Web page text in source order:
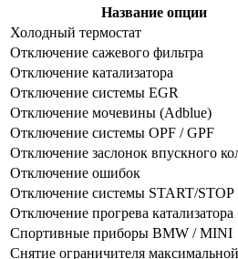
Название опции
Холодный термостат
Отключение сажевого фильтра
Отключение катализатора
Отключение системы EGR
Отключение мочевины (Adblue)
Отключение системы OPF / GPF
Отключение заслонок впускного
Отключение ошибок
Отключение системы START/STOP
Отключение прогрева катализатора
Спортивные приборы BMW / MINI
Снятие ограничителя